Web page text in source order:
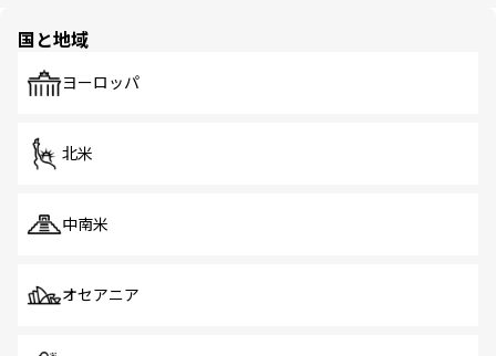
で、ホーカーズは地元の風情を楽しめる外せないスポット
国と地域
ヨーロッパ
北米
中南米
オセアニア